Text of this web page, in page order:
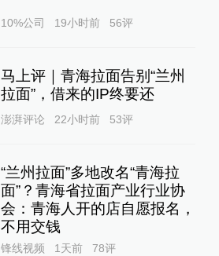
10%公司 19小时前 56评
马上评｜青海拉面告别“兰州
拉面”，借来的IP终要还
澎湃评论 22小时前 53评
“兰州拉面”多地改名“青海拉
面”？青海省拉面产业行业协
会：青海人开的店自愿报名，
不用交钱
锋线视频 1天前 78评